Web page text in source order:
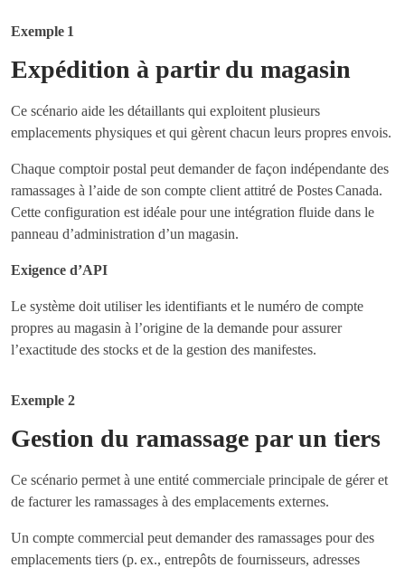
Exemple 1
Expédition à partir du magasin
Ce scénario aide les détaillants qui exploitent plusieurs
emplacements physiques et qui gèrent chacun leurs propres envois.
Chaque comptoir postal peut demander de façon indépendante des
ramassages à l’aide de son compte client attitré de Postes Canada.
Cette configuration est idéale pour une intégration fluide dans le
panneau d’administration d’un magasin.
Exigence d’API
Le système doit utiliser les identifiants et le numéro de compte
propres au magasin à l’origine de la demande pour assurer
l’exactitude des stocks et de la gestion des manifestes.
Exemple 2
Gestion du ramassage par un tiers
Ce scénario permet à une entité commerciale principale de gérer et
de facturer les ramassages à des emplacements externes.
Un compte commercial peut demander des ramassages pour des
emplacements tiers (p. ex., entrepôts de fournisseurs, adresses